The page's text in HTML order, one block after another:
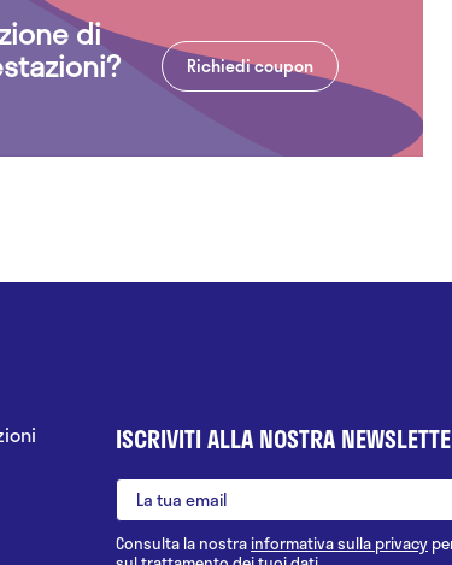
di
Richiedi coupon
ISCRIVITI ALLA NOSTRA
Consulta la nostrainformativa sulla privacy